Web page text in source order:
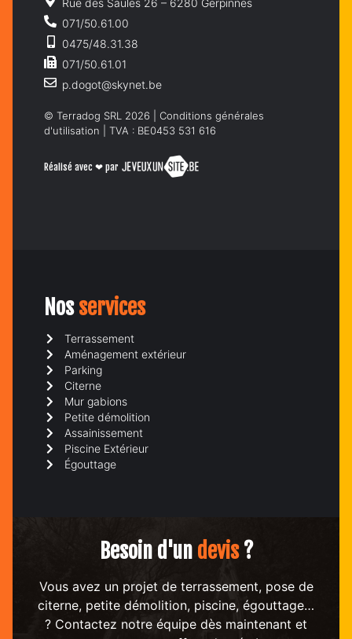
071/50.61.00
0475/48.31.38
071/50.61.01
p.dogot@skynet.be
© Terradog SRL 2026 | Conditions générales
d'utilisation | TVA : BE0453 531 616
Réalisé avec ❤ par
Nosservices
Terrassement
Aménagement extérieur
Parking
Citerne
Mur gabions
Petite démolition
Assainissement
Piscine Extérieur
Égouttage
Besoin d'un devis?
Vous avez un projet de terrassement, pose de
citerne, petite démolition, piscine, égouttage…
? Contactez notre équipe dès maintenant et